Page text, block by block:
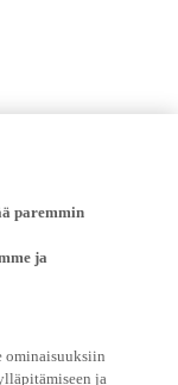
paremmin
ja
ominaisuuksiin
ja